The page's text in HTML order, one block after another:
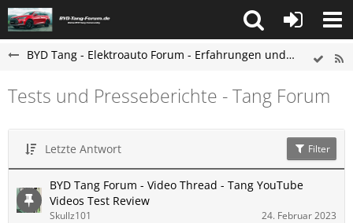
BYD Tang - Elektroauto Forum - Erfahrungen und Probleme
Tests und Presseberichte - Tang Forum
Letzte Antwort Filter
BYD Tang Forum - Video Thread - Tang YouTube
Videos Test Review
Skullz101 24. Februar 2023